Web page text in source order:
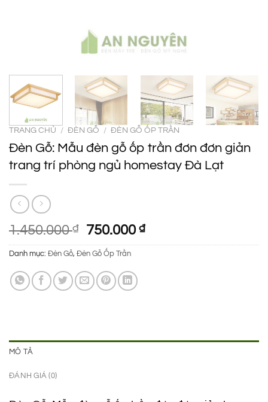
TRANG CHỦ / ĐÈN GỖ / ĐÈN GỖ ỐP TRẦN
Đèn Gỗ: Mẫu đèn gỗ ốp trần đơn đơn giản
trang trí phòng ngủ homestay Đà Lạt
1.450.000₫
Giá
gốc
là:
1.450.000 ₫.
750.000₫Giá
hiện
Danh mục: Đèn Gỗ, Đèn Gỗ Ốp Trần
MÔ TẢ
ĐÁNH GIÁ (0)